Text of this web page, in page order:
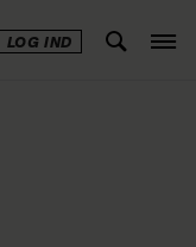
LOG IND